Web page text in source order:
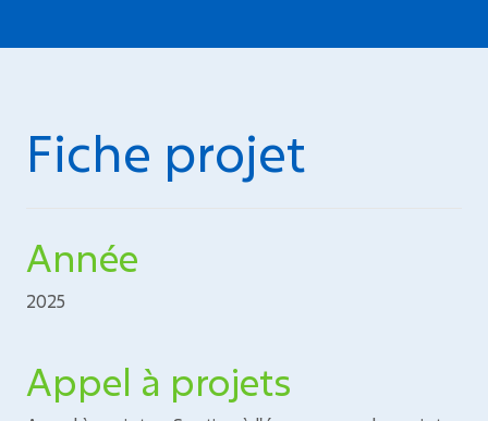
Fiche projet
Année
2025
Appel à projets